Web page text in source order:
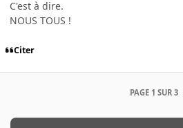
C'est à dire.
NOUS TOUS !
Citer
PAGE 1 SUR 3